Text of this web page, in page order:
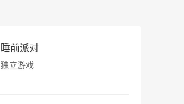
睡前派对
独立游戏